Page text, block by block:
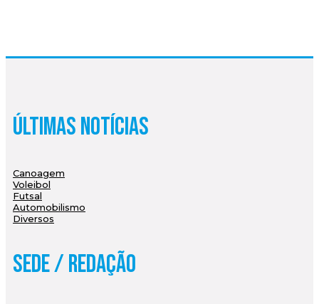
Últimas Notícias
Canoagem
Voleibol
Futsal
Automobilismo
Diversos
Sede / Redação